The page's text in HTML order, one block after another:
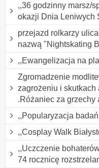
,,36 godzinny marsz/
okazji Dnia Leniwych
przejazd rolkarzy
nazwą "Nightskating
,,Ewangelizacja na
Zgromadzenie
zagrożeniu i
.Różaniec za grzechy
,,Popularyzacja
,,Cosplay Walk
,,Uczczenie
74 rocznicę